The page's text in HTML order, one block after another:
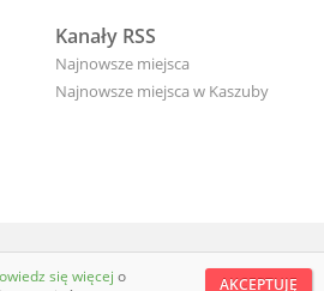
Kanały RSS
Najnowsze miejsca
Najnowsze miejsca w Kaszuby
- turystyczna Polska
AKCEPTUJĘ
się więcej o